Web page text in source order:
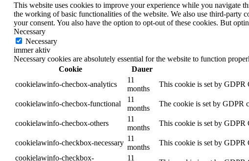
This website uses cookies to improve your experience while you navigate
the working of basic functionalities of the website. We also use third-party
your consent. You also have the option to opt-out of these cookies. But
Necessary
Necessary
immer aktiv
Necessary cookies are absolutely essential for the website to function
Cookie
Dauer
cookielawinfo-checbox-analytics
11
months
This cookie is set by GDPR
cookielawinfo-checbox-functional
11
months
The cookie is set by GDPR
cookielawinfo-checbox-others
11
months
This cookie is set by GDPR
cookielawinfo-checkbox-necessary
11
months
This cookie is set by GDPR
cookielawinfo-checkbox-
11